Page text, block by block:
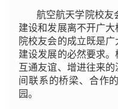
航空航天学院校友
建设和发展离不开广
院校友会的成立既是
建设发展的必然要求
互通友谊、增进往来
间联系的桥梁、合作
园。